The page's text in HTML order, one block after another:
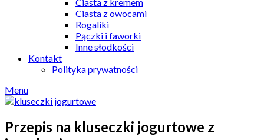
Ciasta z owocami
Rogaliki
Pączki i faworki
Inne słodkości
Kontakt
Polityka prywatności
Menu
Przepis na kluseczki jogurtowe z